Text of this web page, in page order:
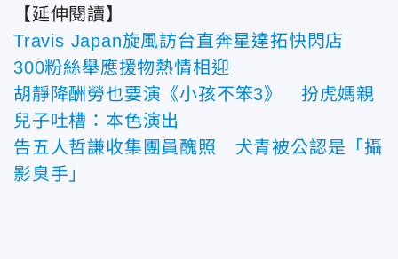
【延伸閱讀】
Travis Japan旋風訪台直奔星達拓快閃店
300粉絲舉應援物熱情相迎
胡靜降酬勞也要演《小孩不笨3》 扮虎媽親
兒子吐槽：本色演出
告五人哲謙收集團員醜照 犬青被公認是「攝
影臭手」